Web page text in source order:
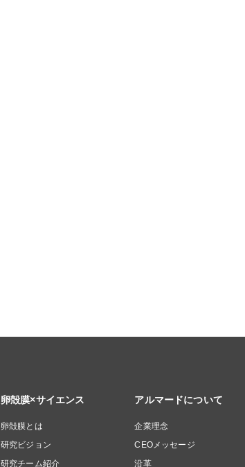
卵殻膜×サイエンス
卵殻膜とは
研究ビジョン
研究チーム紹介
アルマードについて
企業理念
CEOメッセージ
沿革